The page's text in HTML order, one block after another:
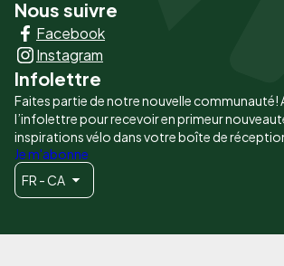
Liens
principaux
Nous suivre
Facebook
Instagram
Infolettre
Faites partie de notre nouvelle communauté!
l’infolettre pour recevoir en primeur
inspirations vélo dans votre boîte de
Je m'abonne
FR - CA